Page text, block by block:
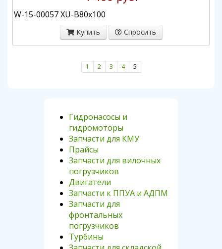
W-15-00057 XU-B80x100
Купить Спросить
1 2 3 4 5
Гидронасосы и
гидромоторы
Запчасти для КМУ
Прайсы
Запчасти для вилочных
погрузчиков
Двигатели
Запчасти к ППУА и АДПМ
Запчасти для
фронтальных
погрузчиков
Турбины